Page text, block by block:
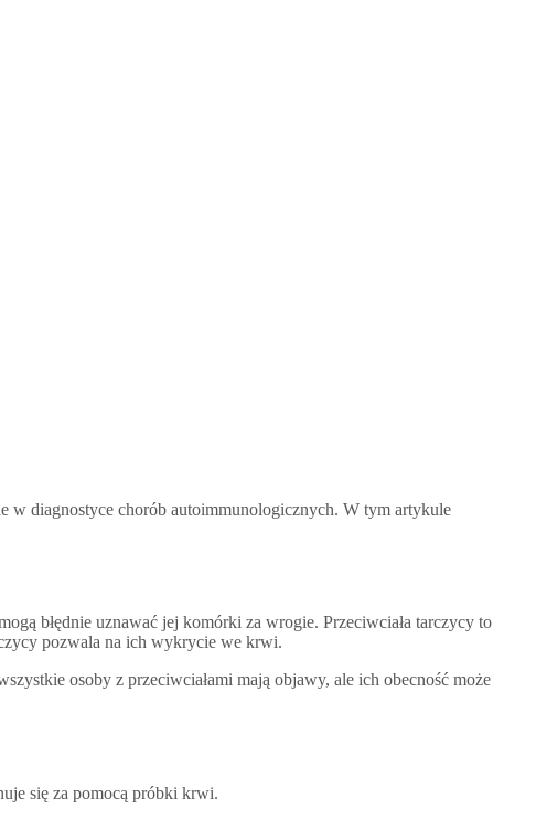
w diagnostyce chorób autoimmunologicznych. W tym artykule
błędnie uznawać jej komórki za wrogie. Przeciwciała tarczycy to
pozwala na ich wykrycie we krwi.
osoby z przeciwciałami mają objawy, ale ich obecność może
się za pomocą próbki krwi.